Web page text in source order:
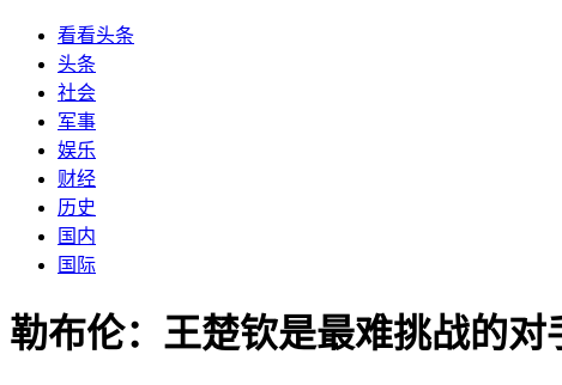
看看头条
头条
社会
军事
娱乐
财经
历史
国内
国际
勒布伦：王楚钦是最难挑战的